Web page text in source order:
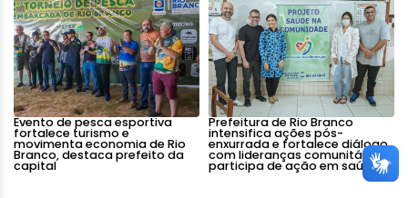
Evento de pesca esportiva
fortalece turismo e
movimenta economia de Rio
Branco, destaca prefeito da
capital
Prefeitura de Rio Branco
intensifica ações pós-
enxurrada e fortalece diálogo
com lideranças comunitárias e
participa de ação em saúde